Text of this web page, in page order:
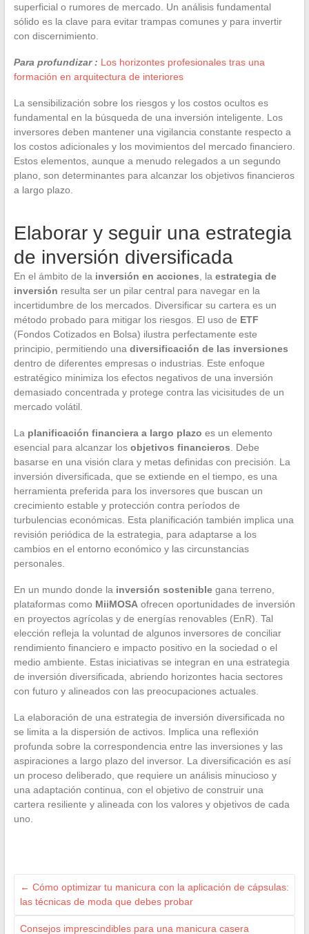
superficial o rumores de mercado. Un análisis fundamental
sólido es la clave para evitar trampas comunes y para invertir
con discernimiento.
Para profundizar : Los horizontes profesionales tras una
formación en arquitectura de interiores
La sensibilización sobre los riesgos y los costos ocultos es
fundamental en la búsqueda de una inversión inteligente. Los
inversores deben mantener una vigilancia constante respecto a
los costos adicionales y los movimientos del mercado financiero.
Estos elementos, aunque a menudo relegados a un segundo
plano, son determinantes para alcanzar los objetivos financieros
a largo plazo.
Elaborar y seguir una estrategia
de inversión diversificada
En el ámbito de la inversión en acciones , la estrategia de
inversión resulta ser un pilar central para navegar en la
incertidumbre de los mercados. Diversificar su cartera es un
método probado para mitigar los riesgos. El uso de ETF
(Fondos Cotizados en Bolsa) ilustra perfectamente este
principio, permitiendo una diversificación de las inversiones
dentro de diferentes empresas o industrias. Este enfoque
estratégico minimiza los efectos negativos de una inversión
demasiado concentrada y protege contra las vicisitudes de un
mercado volátil.
La planificación financiera a largo plazo es un elemento
esencial para alcanzar los objetivos financieros . Debe
basarse en una visión clara y metas definidas con precisión. La
inversión diversificada, que se extiende en el tiempo, es una
herramienta preferida para los inversores que buscan un
crecimiento estable y protección contra períodos de
turbulencias económicas. Esta planificación también implica una
revisión periódica de la estrategia, para adaptarse a los
cambios en el entorno económico y las circunstancias
personales.
En un mundo donde la inversión sosteniblegana terreno,
plataformas como MiiMOSAofrecen oportunidades de inversión
en proyectos agrícolas y de energías renovables (EnR). Tal
elección refleja la voluntad de algunos inversores de conciliar
rendimiento financiero e impacto positivo en la sociedad o el
medio ambiente. Estas iniciativas se integran en una estrategia
de inversión diversificada, abriendo horizontes hacia sectores
con futuro y alineados con las preocupaciones actuales.
La elaboración de una estrategia de inversión diversificada no
se limita a la dispersión de activos. Implica una reflexión
profunda sobre la correspondencia entre las inversiones y las
aspiraciones a largo plazo del inversor. La diversificación es así
un proceso deliberado, que requiere un análisis minucioso y
una adaptación continua, con el objetivo de construir una
cartera resiliente y alineada con los valores y objetivos de cada
uno.
← Cómo optimizar tu manicura con la aplicación de cápsulas:
las técnicas de moda que debes probar
Consejos imprescindibles para una manicura casera